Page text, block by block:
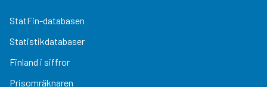
StatFin-databasen
Statistikdatabaser
Finland i siffror
Prisomräknaren